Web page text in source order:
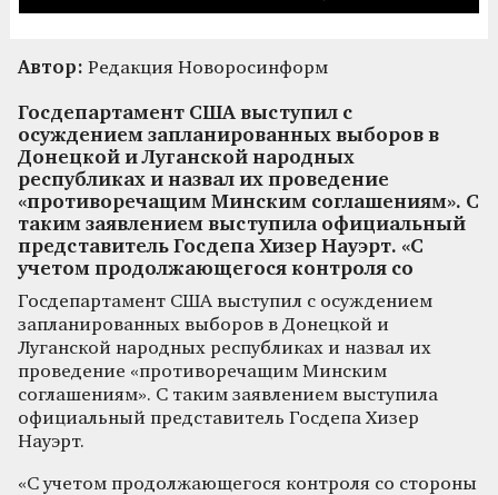
Автор: Редакция Новоросинформ
Госдепартамент США выступил с
осуждением запланированных выборов в
Донецкой и Луганской народных
республиках и назвал их проведение
«противоречащим Минским соглашениям». С
таким заявлением выступила официальный
представитель Госдепа Хизер Науэрт. «С
учетом продолжающегося контроля со
Госдепартамент США выступил с осуждением
запланированных выборов в Донецкой и
Луганской народных республиках и назвал их
проведение «противоречащим Минским
соглашениям». С таким заявлением выступила
официальный представитель Госдепа Хизер
Науэрт.
«С учетом продолжающегося контроля со стороны